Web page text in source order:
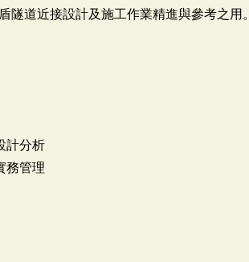
道近接設計及施工作業精進與參考之用。
計分析
務管理